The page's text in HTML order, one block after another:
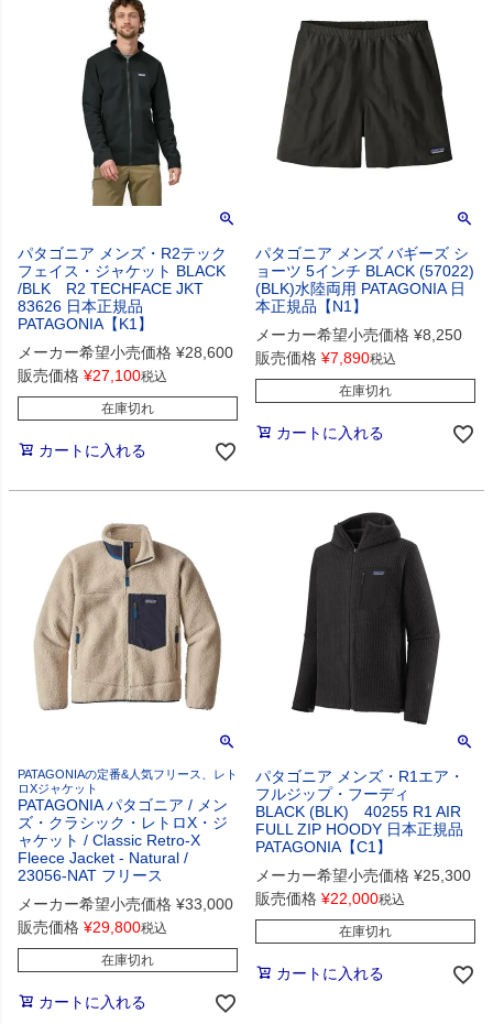
パタゴニア メンズ・R2テック
フェイス・ジャケット BLACK
/BLK R2 TECHFACE JKT
83626 日本正規品
PATAGONIA【K1】
メーカー希望小売価格 ¥28,600
販売価格 ¥27,100税込
在庫切れ
カートに入れる
パタゴニア メンズ バギーズ シ
ョーツ 5インチ BLACK (57022)
(BLK)水陸両用 PATAGONIA 日
本正規品【N1】
メーカー希望小売価格 ¥8,250
販売価格 ¥7,890税込
在庫切れ
カートに入れる
PATAGONIAの定番&人気フリース、レト
ロXジャケット
PATAGONIA パタゴニア / メン
ズ・クラシック・レトロX・ジ
ャケット / Classic Retro-X
Fleece Jacket - Natural /
23056-NAT フリース
メーカー希望小売価格 ¥33,000
販売価格 ¥29,800税込
在庫切れ
カートに入れる
パタゴニア メンズ・R1エア・
フルジップ・フーディ
BLACK (BLK) 40255 R1 AIR
FULL ZIP HOODY 日本正規品
PATAGONIA【C1】
メーカー希望小売価格 ¥25,300
販売価格 ¥22,000税込
在庫切れ
カートに入れる